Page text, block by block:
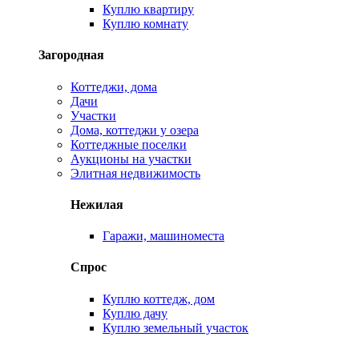
Куплю квартиру
Куплю комнату
Загородная
Коттеджи, дома
Дачи
Участки
Дома, коттеджи у озера
Коттеджные поселки
Аукционы на участки
Элитная недвижимость
Нежилая
Гаражи, машиноместа
Спрос
Куплю коттедж, дом
Куплю дачу
Куплю земельный участок